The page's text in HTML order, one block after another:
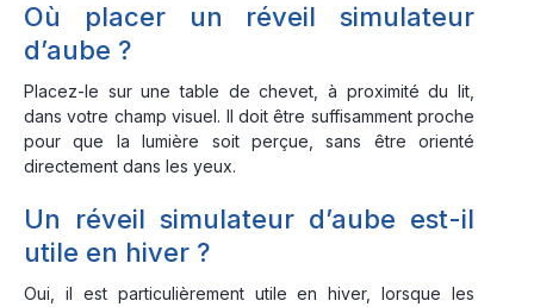
Où placer un réveil simulateur
d’aube ?
Placez-le sur une table de chevet, à proximité du lit,
dans votre champ visuel. Il doit être suffisamment proche
pour que la lumière soit perçue, sans être orienté
directement dans les yeux.
Un réveil simulateur d’aube est-il
utile en hiver ?
Oui, il est particulièrement utile en hiver, lorsque les